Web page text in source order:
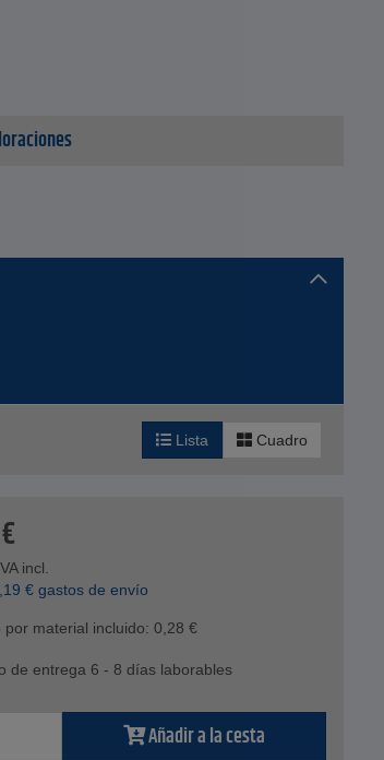
Lista Cuadro
€
incl.
€ gastos de envío
por material incluido: 0,28 €
de entrega 6 - 8 días laborables
Añadir a la cesta